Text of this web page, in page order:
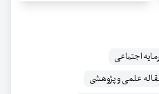
اجتماعی
علمی و پژوهشی